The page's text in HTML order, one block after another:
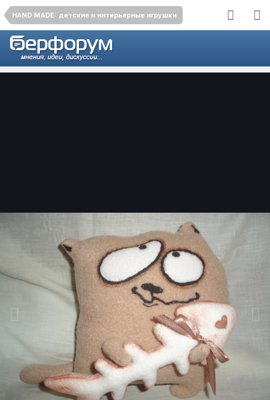
HAND MADE: детские и интерьерные игрушки